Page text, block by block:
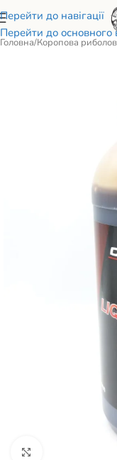
Перейти до навігації
Перейти до основного
Головна/Коропова
Натисніть, щоб